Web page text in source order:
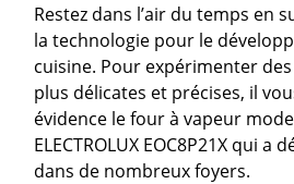
Restez dans l’air du temps en
la technologie pour le
cuisine. Pour expérimenter
plus délicates et précises, il
évidence le four à vapeur
ELECTROLUX EOC8P21X qui a
dans de nombreux foyers.